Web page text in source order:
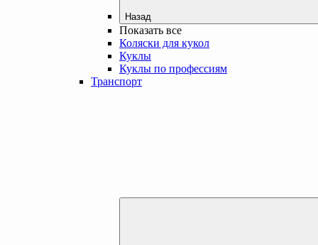
Назад
Показать все
Коляски для кукол
Куклы
Куклы по профессиям
Транспорт